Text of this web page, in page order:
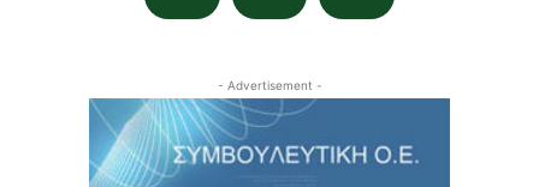
- Advertisement -